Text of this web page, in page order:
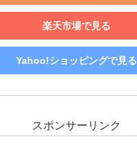
楽天市場で見る
Yahoo!ショッピングで見る
スポンサーリンク